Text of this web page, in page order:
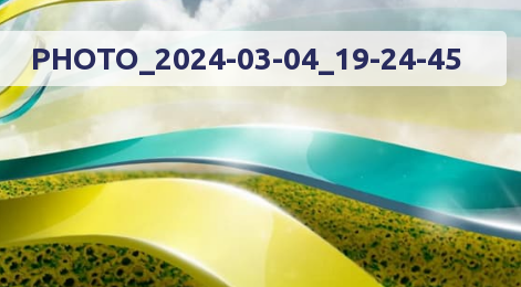
PHOTO_2024-03-04_19-24-45